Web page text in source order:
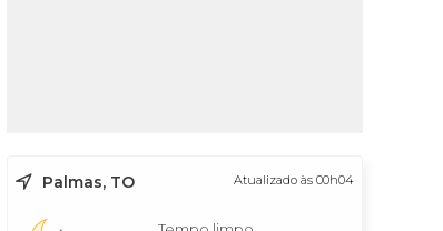
Palmas, TO Atualizado às 00h04